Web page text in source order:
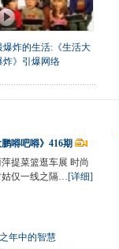
爆炸的生活:《生活大
炸》引爆网络
鹏嘚吧嘚》416期
提菜篮逛车展 时尚
姑仅一线之隔…[详细]
年中的智慧